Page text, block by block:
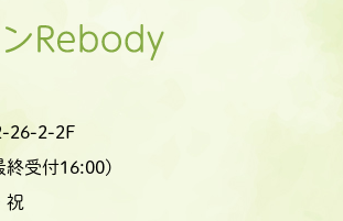
26-2-2F
受付16:00)
祝